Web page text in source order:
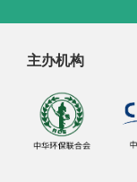
主办机构